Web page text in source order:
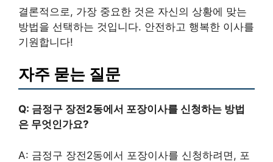
결론적으로, 가장 중요한 것은 자신의 상황에 맞는
방법을 선택하는 것입니다. 안전하고 행복한 이사를
기원합니다!
자주 묻는 질문
Q: 금정구 장전2동에서 포장이사를 신청하는 방법
은 무엇인가요?
A: 금정구 장전2동에서 포장이사를 신청하려면, 포